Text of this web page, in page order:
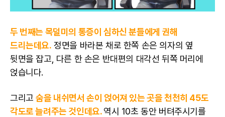
두 번째는 목덜미의 통증이 심하신 분들에게 권해
드리는데요. 정면을 바라본 채로 한쪽 손은 의자의 옆
뒷면을 잡고, 다른 한 손은 반대편의 대각선 뒤쪽 머리에
얹습니다.
그리고숨을 내쉬면서 손이 얹어져 있는 곳을 천천히 45도
각도로 늘려주는 것인데요.역시 10초 동안 버텨주시기를